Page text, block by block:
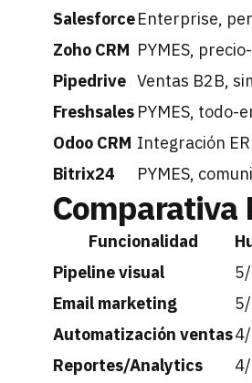
SalesforceEnterprise,
Zoho CRM PYMES,
Pipedrive Ventas B2B,
Freshsales PYMES, todo-
Odoo CRM Integración
Bitrix24
PYMES,
Comparativa
Funcionalidad
Pipeline visual
Email marketing
Automatización ventas
Reportes/Analytics